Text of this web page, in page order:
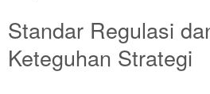
Standar Regulasi
Keteguhan Strategi